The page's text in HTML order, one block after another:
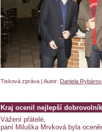
Tisková zpráva | Autor: Daniela
Kraj ocenil nejlepší
Vážení přátelé,
paní Miluška Mrvková byla